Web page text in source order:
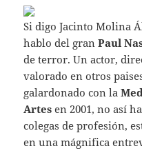
Si digo Jacinto Molina
hablo del granPaul
de terror. Un actor,
valorado en otros
galardonado con la
Artes en 2001, no así
colegas de profesión,
en una mágnifica